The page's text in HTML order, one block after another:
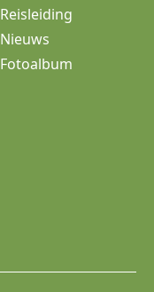
Reisleiding
Nieuws
Fotoalbum